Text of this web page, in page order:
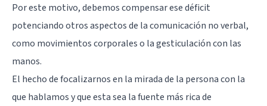
Por este motivo, debemos compensar ese déficit
potenciando otros aspectos de la comunicación no verbal,
como movimientos corporales o la gesticulación con las
manos.
El hecho de focalizarnos en la mirada de la persona con la
que hablamos y que esta sea la fuente más rica de